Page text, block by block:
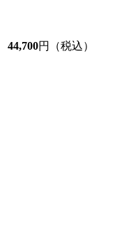
44,700円（税込）